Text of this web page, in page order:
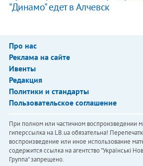
"Динамо" едет в Алчевск
Про нас
Реклама на сайте
Ивенты
Редакция
Политики и стандарты
Пользовательское соглашение
При полном или частичном воспроизведении
гиперссылка на LB.ua обязательна!
воспроизведение или иное использование
содержится ссылка на агентство "Українськi
Группа" запрещено.